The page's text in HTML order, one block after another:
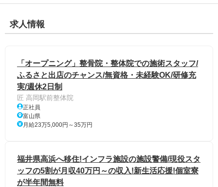
求人情報
「オープニング」整骨院・整体院での施術スタッフ/
ふるさと出店のチャンス/無資格・未経験OK/研修充
実/週休2日制
匠 高岡駅前整体院
正社員
富山県
月給23万5,000円～35万円
福井県高浜へ移住!インフラ施設の施設警備/現役スタ
ッフの5割が月収40万円～の収入!新生活応援!個室寮
が半年間無料